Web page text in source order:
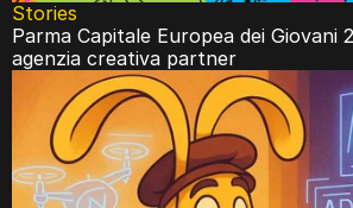
Stories
Parma Capitale Europea dei Giovani
agenzia creativa partner